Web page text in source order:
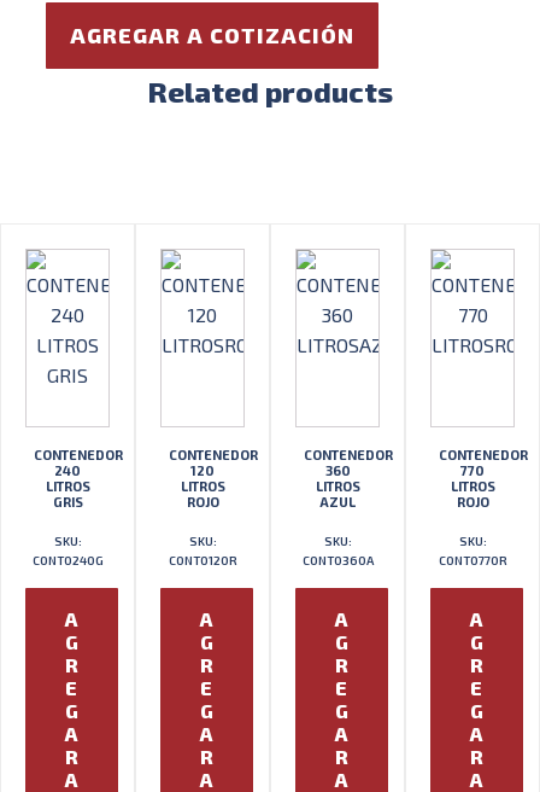
AGREGAR A COTIZACIÓN
Related products
CONTENEDOR
240
LITROS
GRIS
SKU:
CONT0240G
A
G
R
E
G
A
R
A
CONTENEDOR
120
LITROS
ROJO
SKU:
CONT0120R
A
G
R
E
G
A
R
A
CONTENEDOR
360
LITROS
AZUL
SKU:
CONT0360A
A
G
R
E
G
A
R
A
CONTENEDOR
770
LITROS
ROJO
SKU:
CONT0770R
A
G
R
E
G
A
R
A